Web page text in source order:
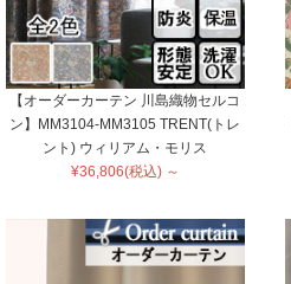
【オーダーカーテン 川島織物セルコ
ン】MM3104-MM3105 TRENT(トレ
ント) ウィリアム・モリス
¥36,806(税込) ～